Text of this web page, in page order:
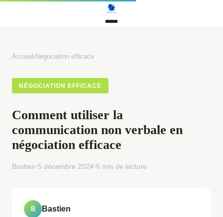
Accueil ›Négociation efficace
NÉGOCIATION EFFICACE
Comment utiliser la
communication non verbale en
négociation efficace
Bastien•5 décembre 2024•6 min de lecture
B Bastien